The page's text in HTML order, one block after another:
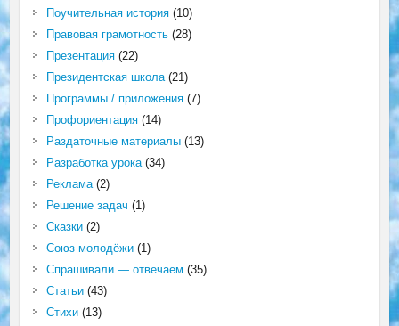
Поучительная история(10)
Правовая грамотность(28)
Презентация(22)
Президентская школа(21)
Программы / приложения(7)
Профориентация(14)
Раздаточные материалы(13)
Разработка урока(34)
Реклама(2)
Решение задач (1)
Сказки(2)
Союз молодёжи(1)
Спрашивали — отвечаем (35)
Статьи(43)
Стихи(13)